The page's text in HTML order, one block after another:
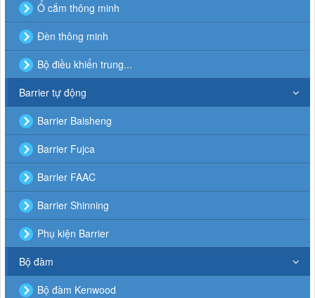
Ổ cắm thông minh
Đèn thông minh
Bộ điều khiển trung...
Barrier tự động
Barrier Baisheng
Barrier Fujca
Barrier FAAC
Barrier Shinning
Phụ kiện Barrier
Bộ đàm
Bộ đàm Kenwood